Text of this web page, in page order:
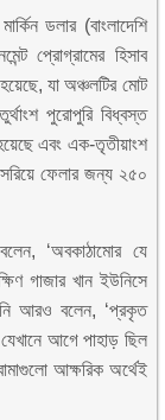
ডলার (বাংলাদেশি
প্রোগ্রামের হিসাব
যা অঞ্চলটির মোট
পুরোপুরি বিধ্বস্ত
এবং এক-তৃতীয়াংশ
ফেলার জন্য ২৫০
‘অবকাঠামোর যে
গাজার খান ইউনিসে
আরও বলেন, ‘প্রকৃত
আগে পাহাড় ছিল
আক্ষরিক অর্থেই